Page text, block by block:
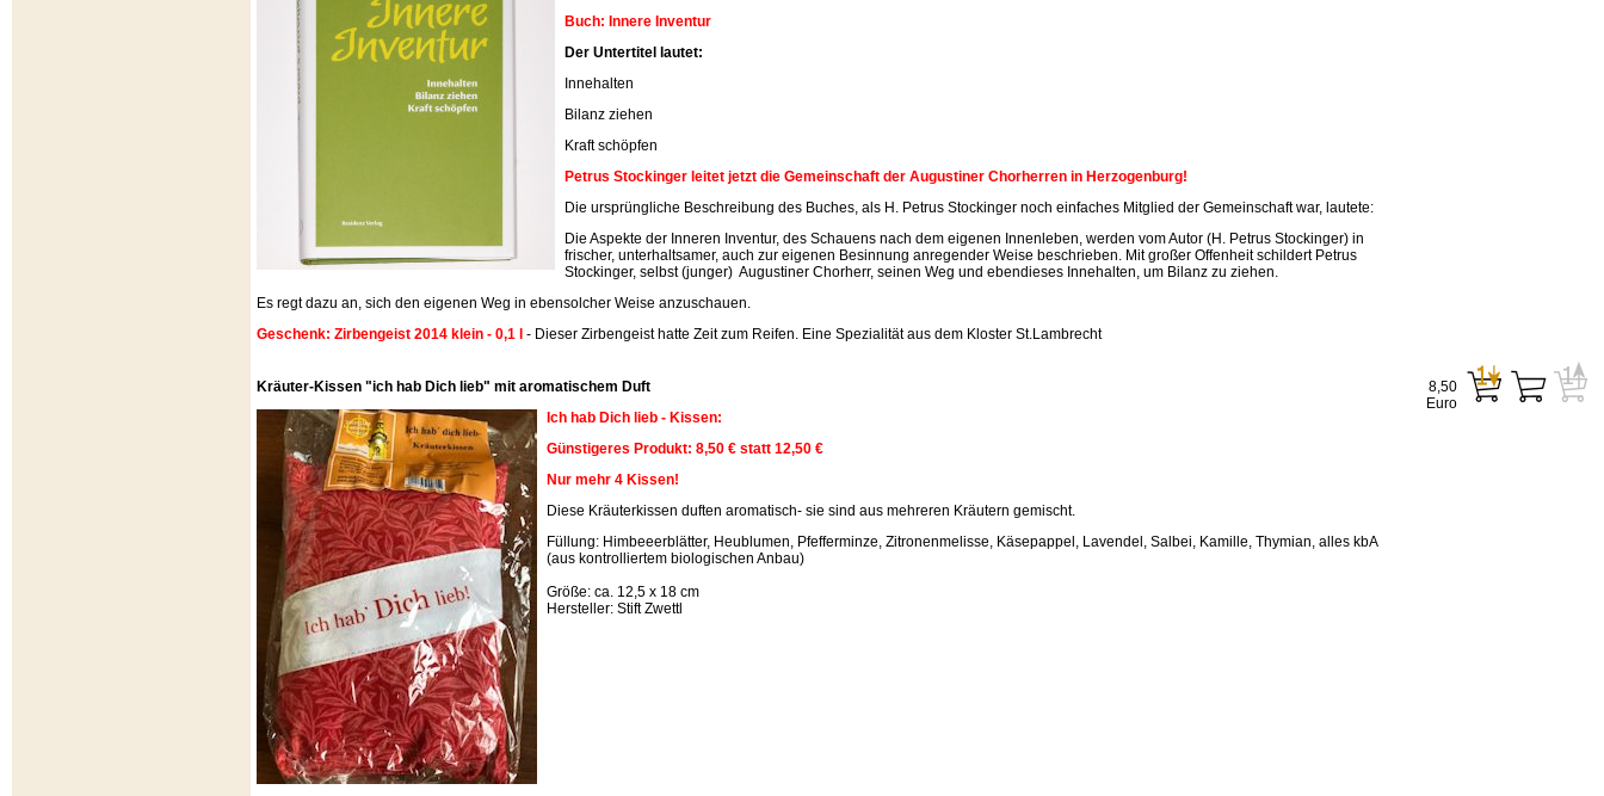
Buch: Innere Inventur
Der Untertitel lautet:
Innehalten
Bilanz ziehen
Kraft schöpfen
Petrus Stockinger leitet jetzt die Gemeinschaft der Augustiner Chorherren in Herzogenburg!
Die ursprüngliche Beschreibung des Buches, als H. Petrus Stockinger noch einfaches Mitglied der Gemeinschaft war, lautete:
Die Aspekte der Inneren Inventur, des Schauens nach dem eigenen Innenleben, werden vom Autor (H. Petrus Stockinger) in
frischer, unterhaltsamer, auch zur eigenen Besinnung anregender Weise beschrieben. Mit großer Offenheit schildert Petrus
Stockinger, selbst (junger) Augustiner Chorherr, seinen Weg und ebendieses Innehalten, um Bilanz zu ziehen.
Es regt dazu an, sich den eigenen Weg in ebensolcher Weise anzuschauen.
Geschenk: Zirbengeist 2014 klein - 0,1 l - Dieser Zirbengeist hatte Zeit zum Reifen. Eine Spezialität aus dem Kloster St.Lambrecht
Kräuter-Kissen "ich hab Dich lieb" mit aromatischem Duft
Ich hab Dich lieb - Kissen:
Günstigeres Produkt: 8,50 € statt 12,50 €
Nur mehr 4 Kissen!
Diese Kräuterkissen duften aromatisch- sie sind aus mehreren Kräutern gemischt.
Füllung: Himbeeerblätter, Heublumen, Pfefferminze, Zitronenmelisse, Käsepappel, Lavendel, Salbei, Kamille, Thymian, alles kbA
(aus kontrolliertem biologischen Anbau)
Größe: ca. 12,5 x 18 cm
Hersteller: Stift Zwettl
8,50
Euro